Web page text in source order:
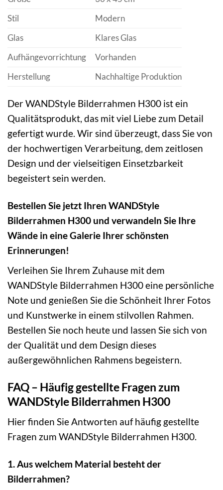
Stil
Modern
Glas
Klares Glas
Aufhängevorrichtung
Vorhanden
Herstellung
Nachhaltige Produktion
Der WANDStyle Bilderrahmen H300 ist ein
Qualitätsprodukt, das mit viel Liebe zum Detail
gefertigt wurde. Wir sind überzeugt, dass Sie von
der hochwertigen Verarbeitung, dem zeitlosen
Design und der vielseitigen Einsetzbarkeit
begeistert sein werden.
Bestellen Sie jetzt Ihren WANDStyle
Bilderrahmen H300 und verwandeln Sie Ihre
Wände in eine Galerie Ihrer schönsten
Erinnerungen!
Verleihen Sie Ihrem Zuhause mit dem
WANDStyle Bilderrahmen H300 eine persönliche
Note und genießen Sie die Schönheit Ihrer Fotos
und Kunstwerke in einem stilvollen Rahmen.
Bestellen Sie noch heute und lassen Sie sich von
der Qualität und dem Design dieses
außergewöhnlichen Rahmens begeistern.
FAQ – Häufig gestellte Fragen zum
WANDStyle Bilderrahmen H300
Hier finden Sie Antworten auf häufig gestellte
Fragen zum WANDStyle Bilderrahmen H300.
1. Aus welchem Material besteht der
Bilderrahmen?